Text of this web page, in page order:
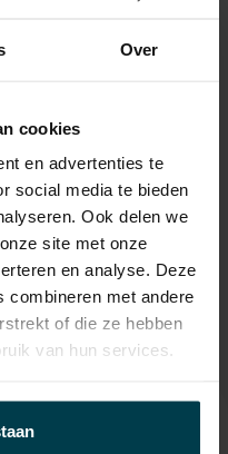
Over
cookies
en advertenties te
social media te bieden
Ook delen we
site met onze
en analyse. Deze
combineren met andere
of die ze hebben
van hun services.
/kwartaal